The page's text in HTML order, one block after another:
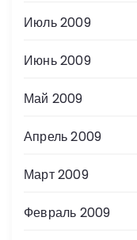
Июль 2009
Июнь 2009
Май 2009
Апрель 2009
Март 2009
Февраль 2009